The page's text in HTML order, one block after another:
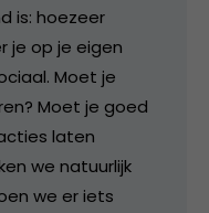
is: hoezeer
je op je eigen
Moet je
Moet je goed
laten
we natuurlijk
we er iets